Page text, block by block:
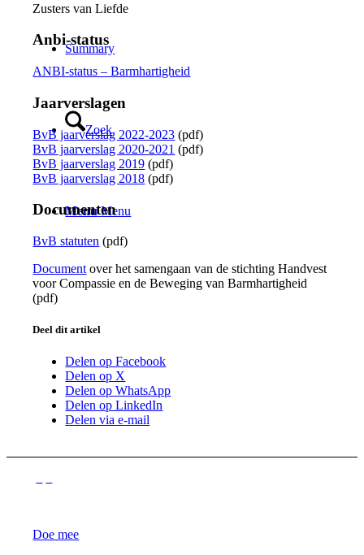
Summary
Zoek
Menu Menu
Zusters van Liefde
Anbi-status
ANBI-status – Barmhartigheid
Jaarverslagen
BvB jaarverslag 2022-2023 (pdf)
BvB jaarverslag 2020-2021 (pdf)
BvB jaarverslag 2019 (pdf)
BvB jaarverslag 2018 (pdf)
Documenten
BvB statuten (pdf)
Document over het samengaan van de stichting Handvest
voor Compassie en de Beweging van Barmhartigheid
(pdf)
Deel dit artikel
Delen op Facebook
Delen op X
Delen op WhatsApp
Delen op LinkedIn
Delen via e-mail
Doe mee